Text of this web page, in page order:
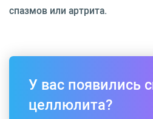
спазмов или артрита.
У вас появились
целлюлита?